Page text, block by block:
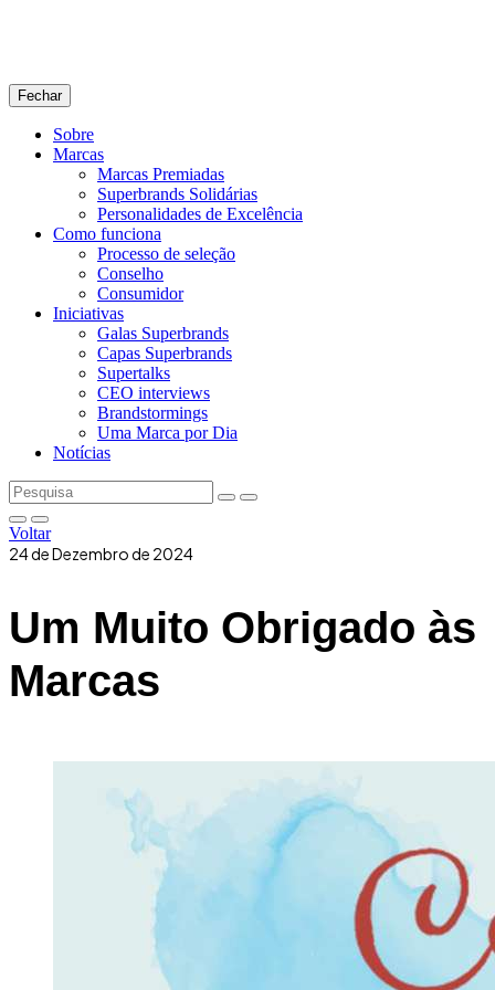
Fechar
Sobre
Marcas
Marcas Premiadas
Superbrands Solidárias
Personalidades de Excelência
Como funciona
Processo de seleção
Conselho
Consumidor
Iniciativas
Galas Superbrands
Capas Superbrands
Supertalks
CEO interviews
Brandstormings
Uma Marca por Dia
Notícias
Voltar
24 de Dezembro de 2024
Um Muito Obrigado às
Marcas